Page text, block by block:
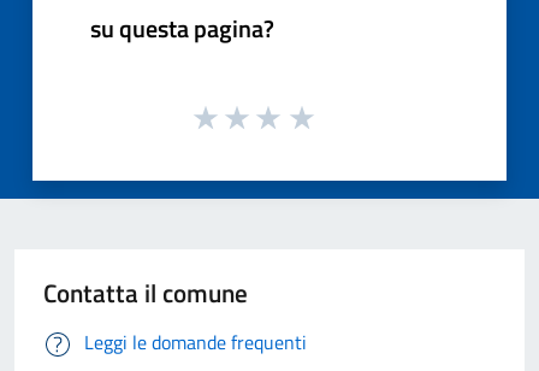
su questa pagina?
Contatta il comune
Leggi le domande frequenti